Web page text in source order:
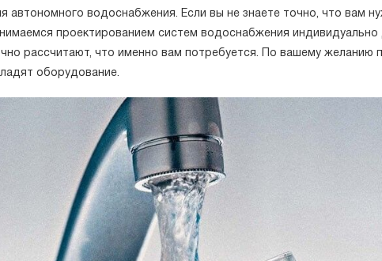
автономного водоснабжения. Если вы не знаете точно, что вам
проектированием систем водоснабжения
рассчитают, что именно вам потребуется. По вашему желанию
оборудование.